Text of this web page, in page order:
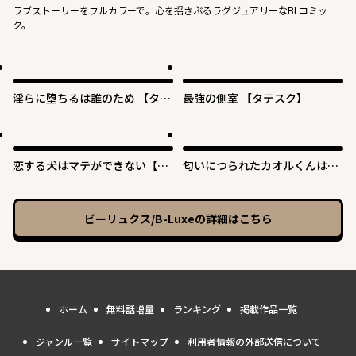
ラブストーリーをフルカラーで。心を揺さぶるラグジュアリーなBLコミッ
ク。
淫らに堕ちるは誰のため 【タテ
最強の側室 【タテスク】
恋する犬はマテができない【タ
匂いにつられたカオルくんは、
テスク】
ビーリュクス/B-Luxeの詳細はこちら
ホーム 無料話増量 ランキング 掲載作品一覧
ジャンル一覧 サイトマップ 利用者情報の外部送信について